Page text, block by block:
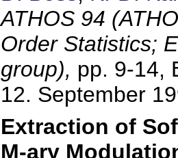
ATHOS 94
Order Statistics;
group), pp. 9-14,
12. September
Extraction of
M-ary